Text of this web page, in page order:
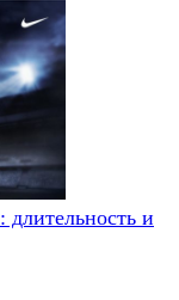
длительность и